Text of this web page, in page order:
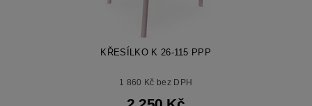
KŘESÍLKO K 26-115 PPP
1 860 Kč bez DPH